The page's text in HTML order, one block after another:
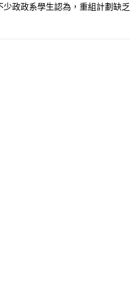
少政政系學生認為，重組計劃缺乏